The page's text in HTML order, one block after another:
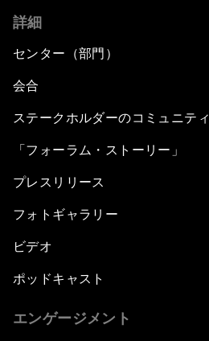
詳細
センター（部門）
会合
ステークホルダーのコミュニティ
「フォーラム・ストーリー」
プレスリリース
フォトギャラリー
ビデオ
ポッドキャスト
エンゲージメント